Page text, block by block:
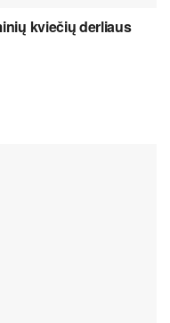
kviečių derliaus